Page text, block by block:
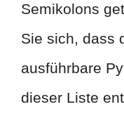
Semikolons
Sie sich, dass
ausführbare
dieser Liste